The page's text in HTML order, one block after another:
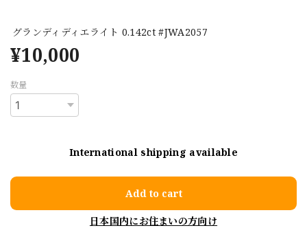
グランディディエライト 0.142ct #JWA2057
¥10,000
数量
International shipping available
Add to cart
日本国内にお住まいの方向け